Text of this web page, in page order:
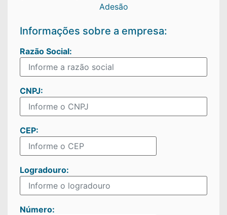
Adesão
Informações sobre a empresa:
Razão Social:
CNPJ:
CEP:
Logradouro:
Número: